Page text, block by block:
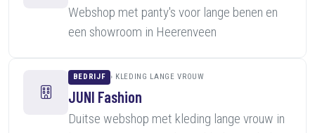
Webshop met panty's voor lange benen en
een showroom in Heerenveen
BEDRIJF KLEDING LANGE VROUW
JUNI Fashion
Duitse webshop met kleding lange vrouw in